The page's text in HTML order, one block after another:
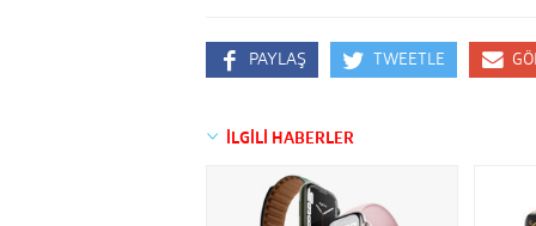
PAYLAŞ TWEETLE
İLGİLİ HABERLER